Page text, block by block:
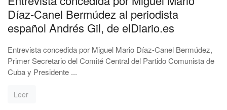
Díaz-Canel Bermúdez al periodista
español Andrés Gil, de elDiario.es
Entrevista concedida por Miguel Mario Díaz-Canel Bermúdez,
Primer Secretario del Comité Central del Partido Comunista de
Cuba y Presidente ...
Leer